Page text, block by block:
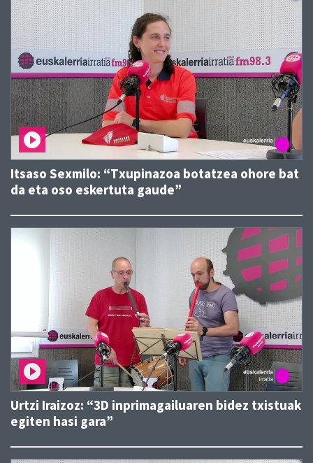
Itsaso Sexmilo: “Txupinazoa botatzea ohore bat
da eta oso eskertuta gaude”
Urtzi Iraizoz: “3D inprimagailuaren bidez txistuak
egiten hasi gara”